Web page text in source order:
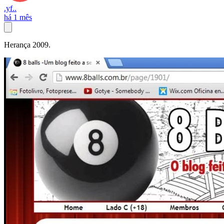
.yf..
há 1 mês
Herança 2009.